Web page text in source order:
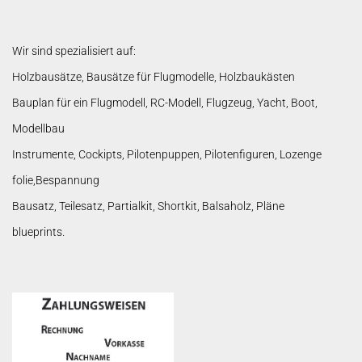
Wir sind spezialisiert auf:
Holzbausätze, Bausätze für Flugmodelle, Holzbaukästen
Bauplan für ein Flugmodell, RC-Modell, Flugzeug, Yacht, Boot,
Modellbau
Instrumente, Cockipts, Pilotenpuppen, Pilotenfiguren, Lozenge
folie,Bespannung
Bausatz, Teilesatz, Partialkit, Shortkit, Balsaholz, Pläne
blueprints.